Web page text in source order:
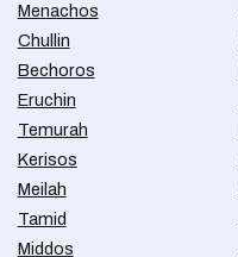
Menachos
Chullin
Bechoros
Eruchin
Temurah
Kerisos
Meilah
Tamid
Middos